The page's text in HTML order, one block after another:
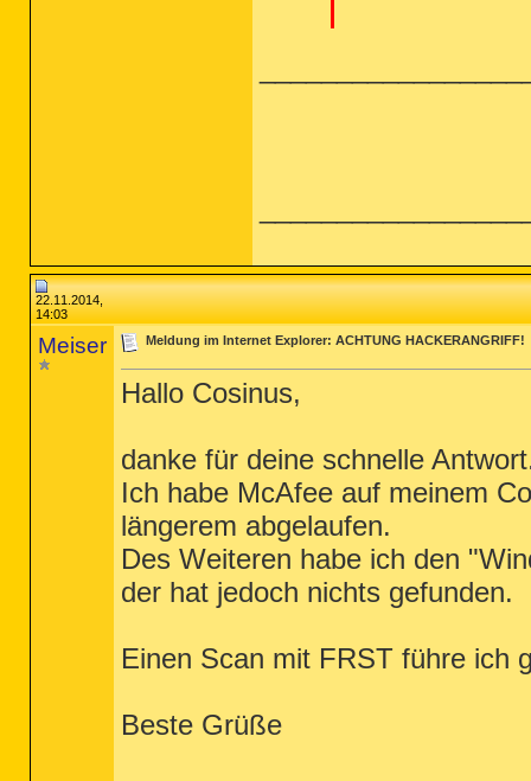
22.11.2014,
14:03
Meiser Meldung im Internet Explorer: ACHTUNG HACKERANGRIFF!
Hallo Cosinus,
danke für deine schnelle
Ich habe McAfee auf meinem
längerem abgelaufen.
Des Weiteren habe ich den
der hat jedoch nichts gefunden.
Einen Scan mit FRST führe ich
Beste Grüße